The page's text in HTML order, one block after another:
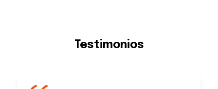
Testimonios